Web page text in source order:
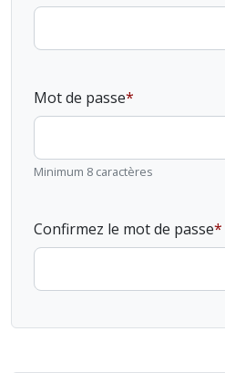
Mot de passe
Minimum 8 caractères
Confirmez le mot de passe